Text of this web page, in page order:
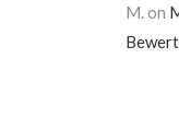
M.on